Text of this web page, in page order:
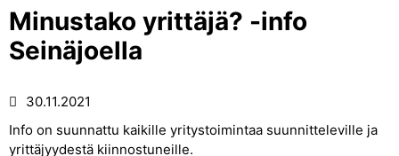
Minustako yrittäjä? -info
Seinäjoella
30.11.2021
Info on suunnattu kaikille yritystoimintaa suunnitteleville ja
yrittäjyydestä kiinnostuneille.